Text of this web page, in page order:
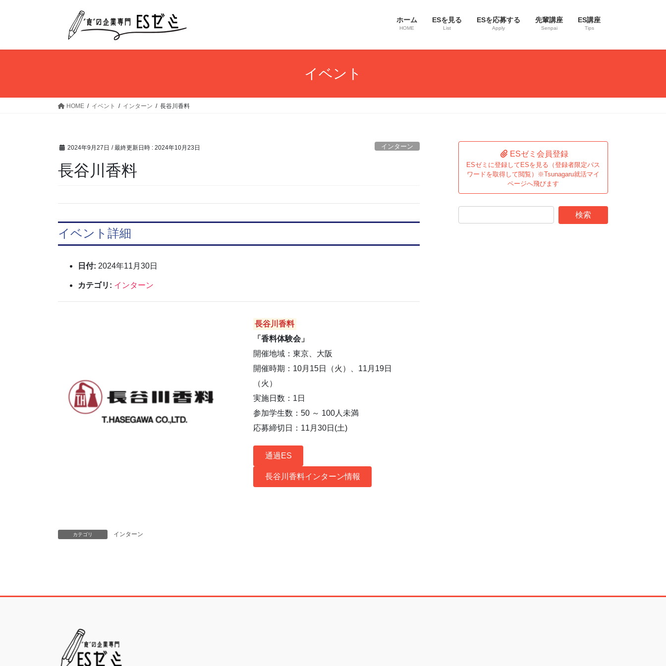
ッ
移
ホーム
HOME
ESを見る
List
ESを応募する
Apply
先輩講座
Senpai
ES講座
Tips
イベント
HOME イベント インターン 長谷川香料
2024年9月27日 / 最終更新日時 : 2024年10月23日 インターン
長谷川香料
イベント詳細
日付: 2024年11月30日
カテゴリ: インターン
長谷川香料
「香料体験会」
開催地域：東京、大阪
開催時期：10月15日（火）、11月19日
（火）
実施日数：1日
参加学生数：50 ～ 100人未満
応募締切日：11月30日(土)
通過ES
長谷川香料インターン情報
カテゴリ インターン
ESゼミ会員登録
ESゼミに登録してESを見る（登録者限定パス
ワードを取得して閲覧）※Tsunagaru就活マイ
ページへ飛びます